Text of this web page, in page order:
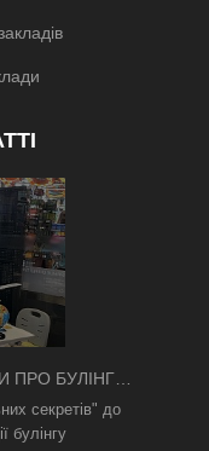
ПРО БУЛІНГ
секретів" до
булінгу